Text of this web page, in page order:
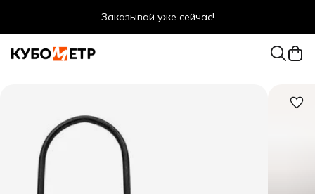
Заказывай уже сейчас!
Оптовые цены даже для физ. лиц